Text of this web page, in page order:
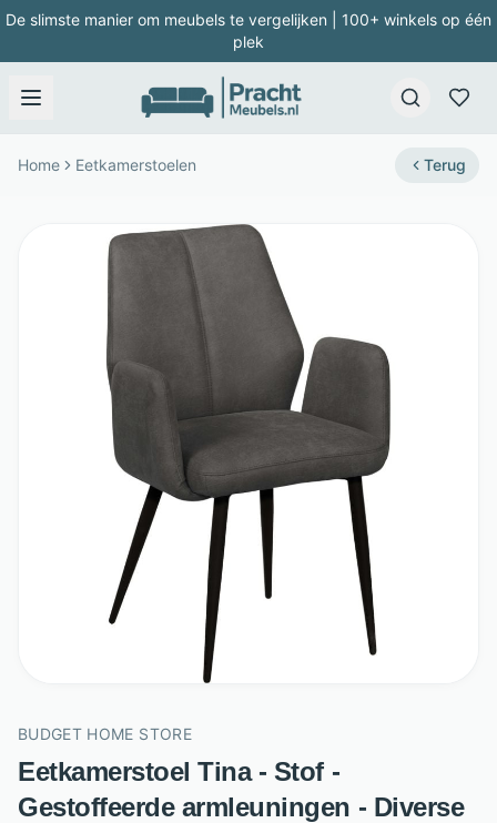
De slimste manier om meubels te vergelijken | 100+ winkels op één
plek
Home Eetkamerstoelen Terug
BUDGET HOME STORE
Eetkamerstoel Tina - Stof -
Gestoffeerde armleuningen - Diverse